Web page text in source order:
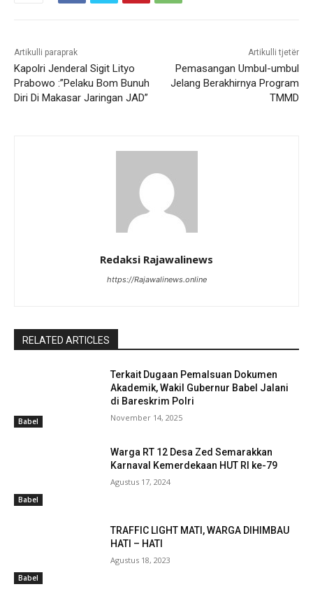
Artikulli paraprak
Kapolri Jenderal Sigit Lityo
Prabowo :”Pelaku Bom Bunuh
Diri Di Makasar Jaringan JAD”
Artikulli tjetër
Pemasangan Umbul-umbul
Jelang Berakhirnya Program
TMMD
Redaksi Rajawalinews
https://Rajawalinews.online
RELATED ARTICLES
Babel
Terkait Dugaan Pemalsuan Dokumen
Akademik, Wakil Gubernur Babel Jalani
di Bareskrim Polri
November 14, 2025
Babel
Warga RT 12 Desa Zed Semarakkan
Karnaval Kemerdekaan HUT RI ke-79
Agustus 17, 2024
Babel
TRAFFIC LIGHT MATI, WARGA DIHIMBAU
HATI – HATI
Agustus 18, 2023